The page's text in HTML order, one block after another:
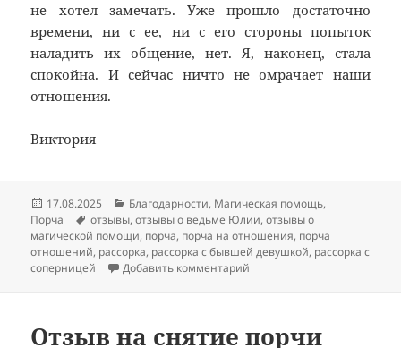
не хотел замечать. Уже прошло достаточно
времени, ни с ее, ни с его стороны попыток
наладить их общение, нет. Я, наконец, стала
спокойна. И сейчас ничто не омрачает наши
отношения.
Виктория
Опубликовано
17.08.2025 Рубрики
Благодарности, Магическая помощь,
Порча
Метки
отзывы,отзывы о ведьме Юлии,отзывы о
магической помощи, порча, порча на отношения, порча
отношений, рассорка, рассорка с бывшей девушкой, рассорка с
соперницей
Добавить комментарий
Отзыв на снятие порчи